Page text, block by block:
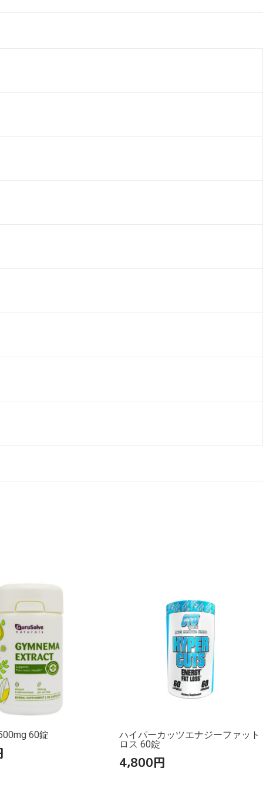
60錠
ハイパーカッツエナジーファット
ロス 60錠
4,800円